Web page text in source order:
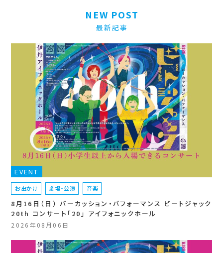
NEW POST
最新記事
EVENT
お出かけ 劇場・公演 音楽
8月16日（日） パーカッション・パフォーマンス ビートジャック
20th コンサート「20」 アイフォニックホール
2026年08月06日